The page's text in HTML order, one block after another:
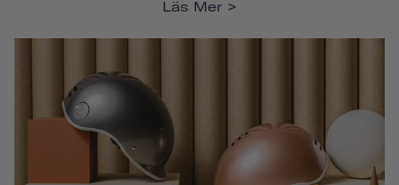
Läs Mer